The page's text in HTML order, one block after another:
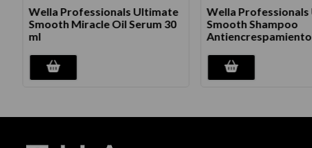
Wella Professionals Ultimate
Smooth Miracle Oil Serum 30
ml
Wella
Smooth Shampoo
Antiencrespamiento